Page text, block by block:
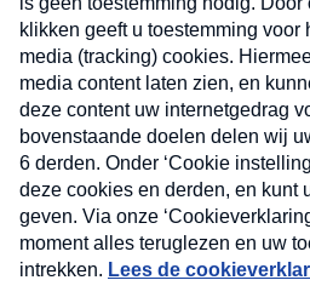
Nieuwsbrief
Neem hier een gratis
nieuwsbrief. Elke vrijdag- en